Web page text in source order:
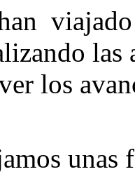
los